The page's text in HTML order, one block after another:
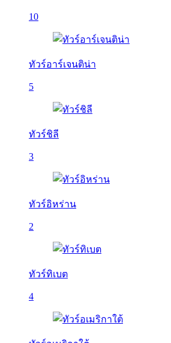
10
ทัวร์อาร์เจนติน่า
5
ทัวร์ชิลี
3
ทัวร์อิหร่าน
2
ทัวร์ทิเบต
4